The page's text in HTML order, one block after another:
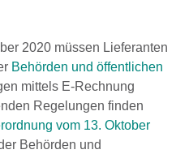
2020 müssen Lieferanten
Behörden und öffentlichen
mittels E-Rechnung
Regelungen finden
vom 13. Oktober
Behörden und